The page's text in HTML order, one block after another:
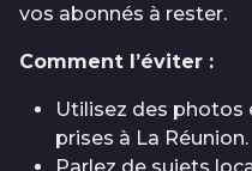
vos abonnés à rester.
Comment l’éviter :
Utilisez des photos
prises à La Réunion.